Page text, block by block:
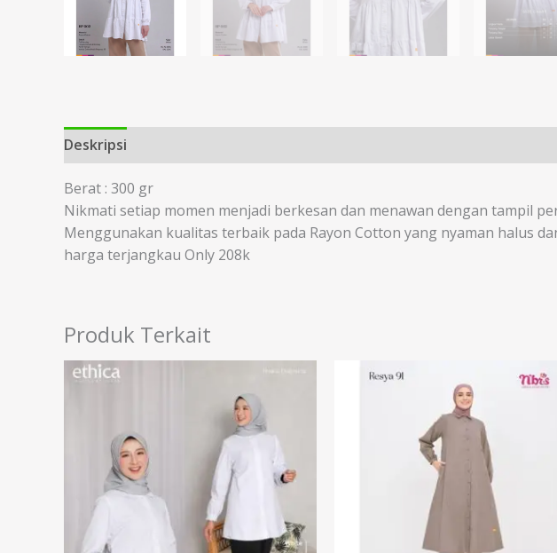
Deskripsi
Berat : 300 gr
Nikmati setiap momen menjadi berkesan dan menawan dengan tampil
Menggunakan kualitas terbaik pada Rayon Cotton yang nyaman halus
harga terjangkau Only 208k
Produk Terkait